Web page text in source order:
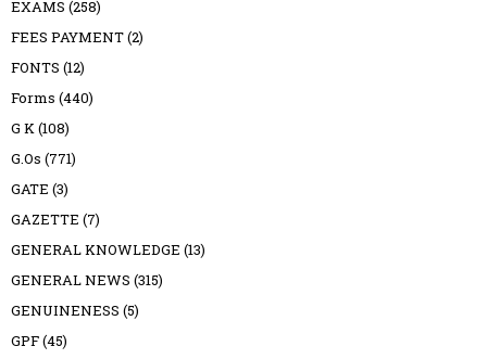
EXAMS (258)
FEES PAYMENT(2)
FONTS (12)
Forms (440)
G K(108)
G.Os (771)
GATE (3)
GAZETTE (7)
GENERAL KNOWLEDGE (13)
GENERAL NEWS (315)
GENUINENESS (5)
GPF(45)